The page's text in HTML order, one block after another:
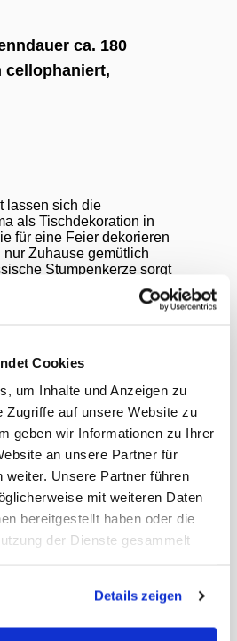
Cookies
um Inhalte und Anzeigen zu
Zugriffe auf unsere Website zu
geben wir Informationen zu Ihrer
an unsere Partner für
weiter. Unsere Partner führen
mit weiteren Daten
bereitgestellt haben oder die
der Dienste gesammelt
Details zeigen
ca. 180
cellophaniert,
lassen sich die
als Tischdekoration in
für eine Feier dekorieren
Zuhause gemütlich
Stumpenkerze sorgt
Ambiente. Sie sind in
das RAL-Gütezeichen.
Abbrennen bis
Inhaltsstoffe.
Hotellerie
5.04 kg
96
8,1%